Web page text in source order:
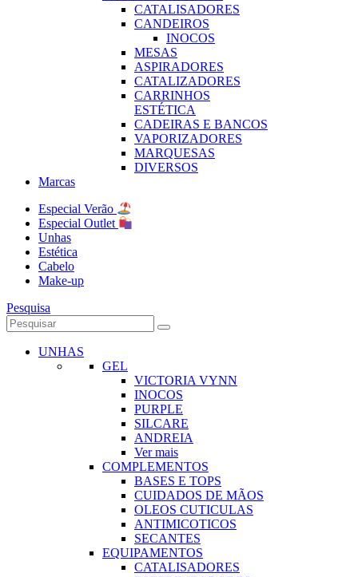
CATALISADORES
CANDEIROS
INOCOS
MESAS
ASPIRADORES
CATALIZADORES
CARRINHOS
ESTÉTICA
CADEIRAS E BANCOS
VAPORIZADORES
MARQUESAS
DIVERSOS
Marcas
Especial Verão
Especial Outlet
Unhas
Estética
Cabelo
Make-up
Pesquisa
UNHAS
GEL
VICTORIA VYNN
INOCOS
PURPLE
SILCARE
ANDREIA
Ver mais
COMPLEMENTOS
BASES E TOPS
CUIDADOS DE MÃOS
OLEOS CUTICULAS
ANTIMICOTICOS
SECANTES
EQUIPAMENTOS
CATALISADORES